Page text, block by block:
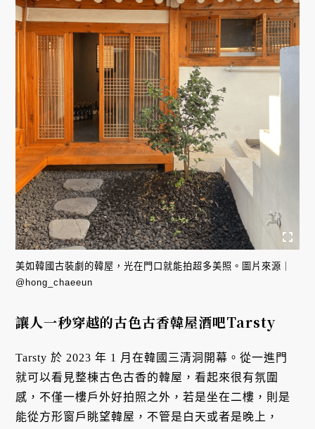
美如韓國古裝劇的韓屋，光在門口就能拍超多美照。圖片來源｜
@hong_chaeeun
讓人一秒穿越的古色古香韓屋酒吧Tarsty
Tarsty 於 2023 年 1 月在韓國三清洞開幕。從一進門
就可以看見整棟古色古香的韓屋，看起來很有氛圍
感，不僅一樓戶外好拍照之外，若是坐在二樓，則是
能從方形窗戶眺望韓屋，不管是白天或者是晚上，